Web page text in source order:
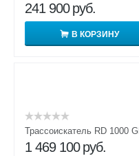
241 900 руб.
В КОРЗИНУ
Трассоискатель RD 1000
1 469 100 руб.